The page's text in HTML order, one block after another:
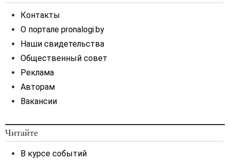
Контакты
О портале pronalogi.by
Наши свидетельства
Общественный совет
Реклама
Авторам
Вакансии
Читайте
В курсе событий